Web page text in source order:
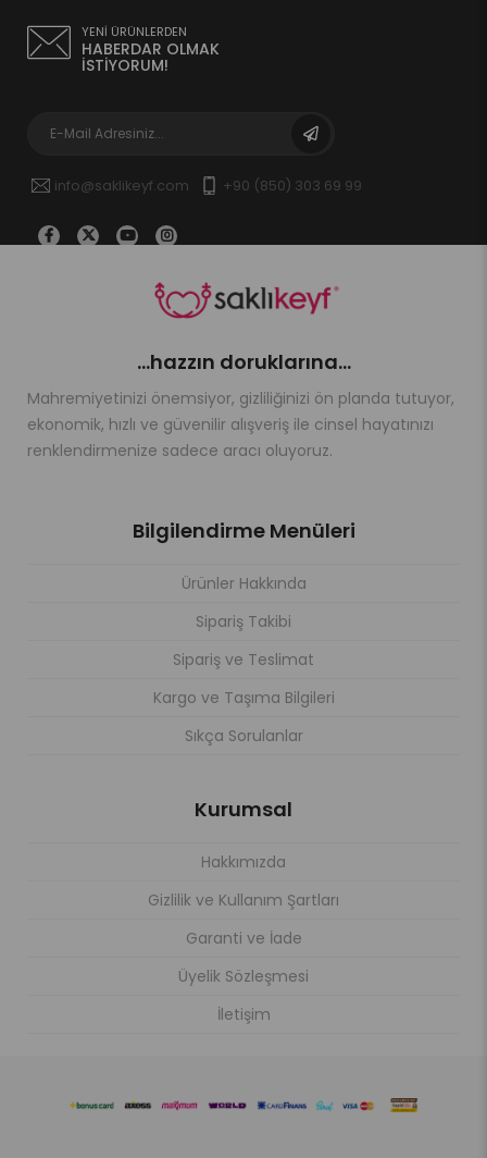
YENİ ÜRÜNLERDEN
HABERDAR OLMAK
İSTİYORUM!
info@saklikeyf.com +90 (850) 303 69 99
...hazzın doruklarına...
Mahremiyetinizi önemsiyor, gizliliğinizi ön planda tutuyor,
ekonomik, hızlı ve güvenilir alışveriş ile cinsel hayatınızı
renklendirmenize sadece aracı oluyoruz.
Bilgilendirme Menüleri
Ürünler Hakkında
Sipariş Takibi
Sipariş ve Teslimat
Kargo ve Taşıma Bilgileri
Sıkça Sorulanlar
Kurumsal
Hakkımızda
Gizlilik ve Kullanım Şartları
Garanti ve İade
Üyelik Sözleşmesi
İletişim